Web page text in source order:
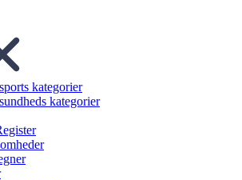
kategorier
kategorier